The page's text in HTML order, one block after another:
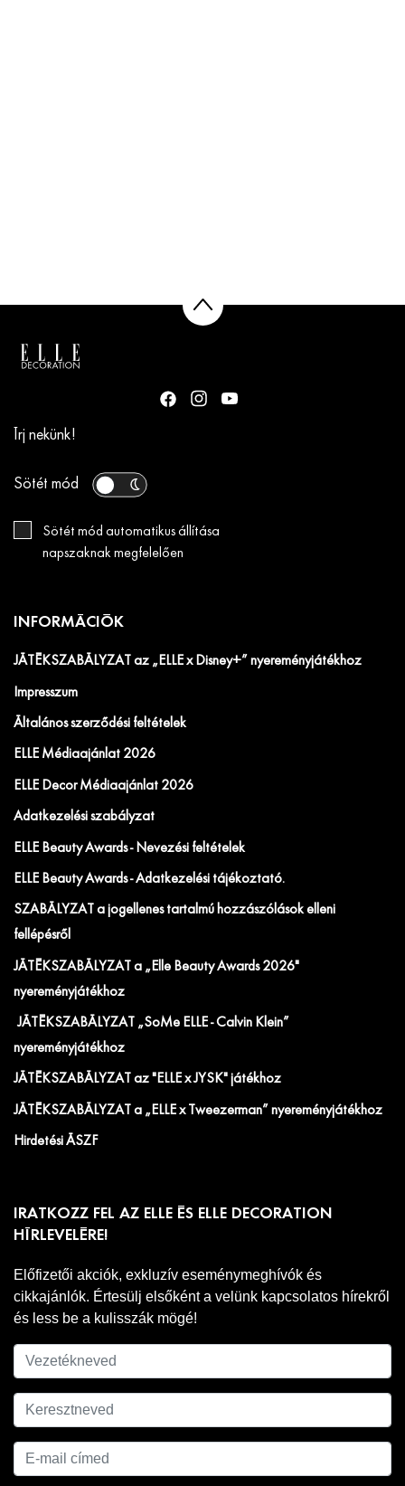
Írj nekünk!
Sötét mód
Sötét mód automatikus állítása
napszaknak megfelelően
INFORMÁCIÓK
JÁTÉKSZABÁLYZAT az „ELLE x Disney+” nyereményjátékhoz
Impresszum
Általános szerződési feltételek
ELLE Médiaajánlat 2026
ELLE Decor Médiaajánlat 2026
Adatkezelési szabályzat
ELLE Beauty Awards - Nevezési feltételek
ELLE Beauty Awards - Adatkezelési tájékoztató.
SZABÁLYZAT a jogellenes tartalmú hozzászólások elleni
fellépésről
JÁTÉKSZABÁLYZAT a „Elle Beauty Awards 2026"
nyereményjátékhoz
JÁTÉKSZABÁLYZAT „SoMe ELLE - Calvin Klein”
nyereményjátékhoz
JÁTÉKSZABÁLYZAT az "ELLE x JYSK" játékhoz
JÁTÉKSZABÁLYZAT a „ELLE x Tweezerman” nyereményjátékhoz
Hirdetési ÁSZF
IRATKOZZ FEL AZ ELLE ÉS ELLE DECORATION
HÍRLEVELÉRE!
Előfizetői akciók, exkluzív eseménymeghívók és
cikkajánlók. Értesülj elsőként a velünk kapcsolatos hírekről
és less be a kulisszák mögé!